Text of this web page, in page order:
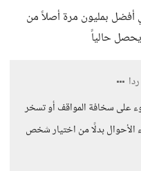
أفضل بمليون مرة أصلاً من
حالياً
على سخافة المواقف أو تسخر
الأحوال بدلًا من اختيار شخص